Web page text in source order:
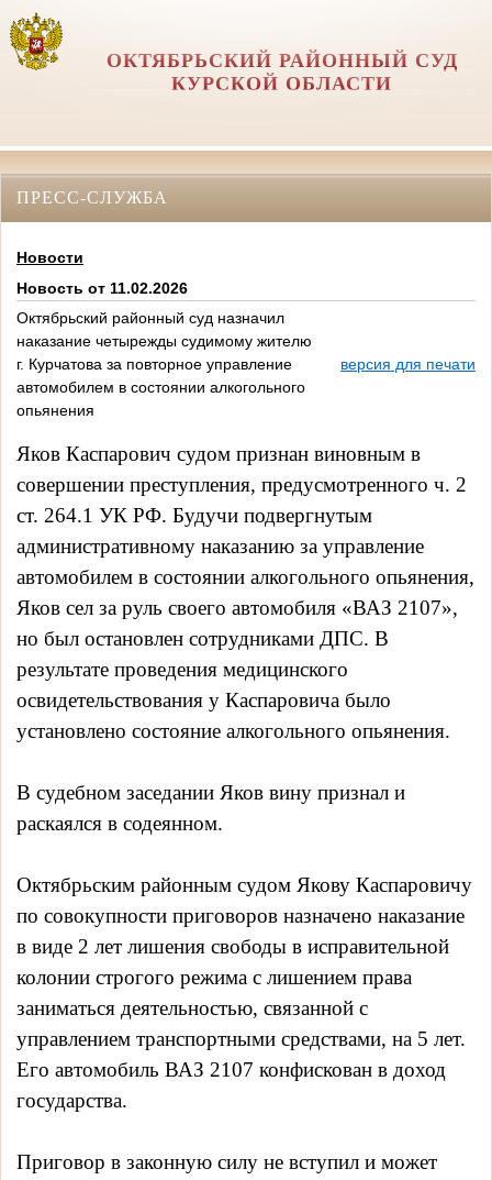
ОКТЯБРЬСКИЙ РАЙОННЫЙ СУД
КУРСКОЙ ОБЛАСТИ
ПРЕСС-СЛУЖБА
Новости
Новость от 11.02.2026
Октябрьский районный суд назначил
наказание четырежды судимому жителю
г. Курчатова за повторное управление
автомобилем в состоянии алкогольного
опьянения
версия для печати
Яков Каспарович судом признан виновным в
совершении преступления, предусмотренного ч. 2
ст. 264.1 УК РФ. Будучи подвергнутым
административному наказанию за управление
автомобилем в состоянии алкогольного опьянения,
Яков сел за руль своего автомобиля «ВАЗ 2107»,
но был остановлен сотрудниками ДПС. В
результате проведения медицинского
освидетельствования у Каспаровича было
установлено состояние алкогольного опьянения.
В судебном заседании Яков вину признал и
раскаялся в содеянном.
Октябрьским районным судом Якову Каспаровичу
по совокупности приговоров назначено наказание
в виде 2 лет лишения свободы в исправительной
колонии строгого режима с лишением права
заниматься деятельностью, связанной с
управлением транспортными средствами, на 5 лет.
Его автомобиль ВАЗ 2107 конфискован в доход
государства.
Приговор в законную силу не вступил и может